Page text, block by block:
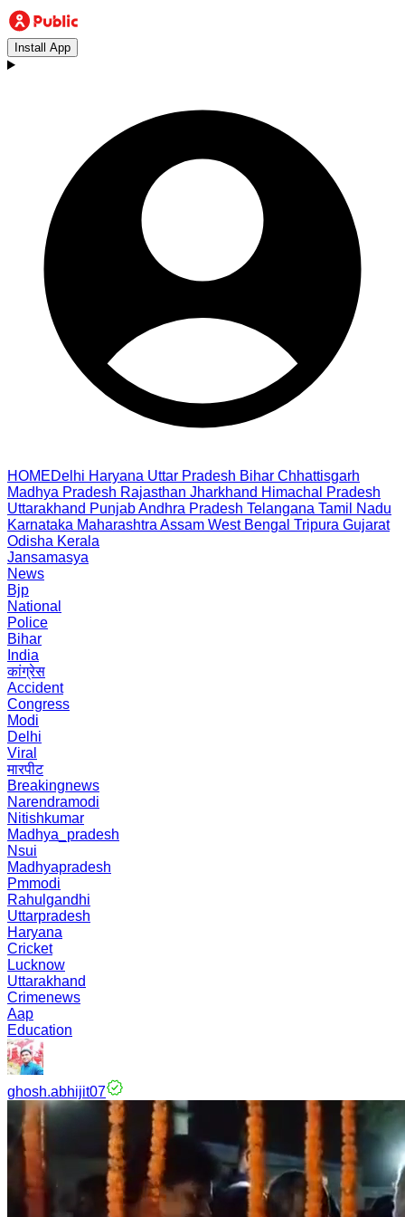
Install App
HOMEDelhi Haryana Uttar Pradesh Bihar Chhattisgarh
Madhya Pradesh Rajasthan Jharkhand Himachal Pradesh
Uttarakhand PunjabAndhra Pradesh Telangana Tamil Nadu
Karnataka Maharashtra Assam West Bengal Tripura Gujarat
Odisha Kerala
Jansamasya
News
Bjp
National
Police
Bihar
India
कांग्रेस
Accident
Congress
Modi
Delhi
Viral
मारपीट
Breakingnews
Narendramodi
Nitishkumar
Madhya_pradesh
Nsui
Madhyapradesh
Pmmodi
Rahulgandhi
Uttarpradesh
Haryana
Cricket
Lucknow
Uttarakhand
Crimenews
Aap
Education
ghosh.abhijit07